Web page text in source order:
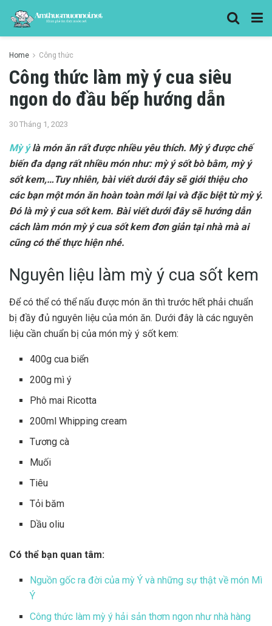
Home Công thức
Công thức làm mỳ ý cua siêu
ngon do đầu bếp hướng dẫn
30 Tháng 1, 2023
Mỳ ýlà món ăn rất được nhiều yêu thích. Mỳ ý được chế
biến đa dạng rất nhiều món như: mỳ ý sốt bò bằm, mỳ ý
sốt kem,…Tuy nhiên, bài viết dưới đây sẽ giới thiệu cho
các bạn một món ăn hoàn toàn mới lại và đặc biệt từ mỳ ý.
Đó là mỳ ý cua sốt kem. Bài viết dưới đây sẽ hướng dẫn
cách làm món mỳ ý cua sốt kem đơn giản tại nhà mà ai
cũng có thể thực hiện nhé.
Nguyên liệu làm mỳ ý cua sốt kem
Để có thể có thể nấu được món ăn thì trước hết phải chuẩn
bị đầy đủ nguyên liệu của món ăn. Dưới đây là các nguyên
liệu cần chuẩn bị của món mỳ ý sốt kem:
400g cua biển
200g mì ý
Phô mai Ricotta
200ml Whipping cream
Tương cà
Muối
Tiêu
Tỏi băm
Dầu oliu
Có thể bạn quan tâm:
Nguồn gốc ra đời của mỳ Ý và những sự thật về món Mì
Ý
Công thức làm mỳ ý hải sản thơm ngon như nhà hàng